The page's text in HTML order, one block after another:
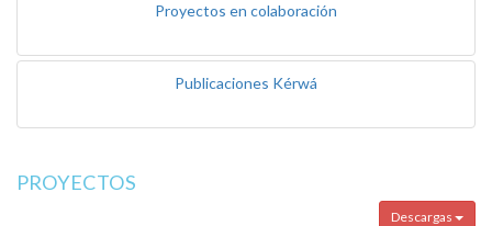
Proyectos en colaboración
Publicaciones Kérwá
PROYECTOS
Descargas